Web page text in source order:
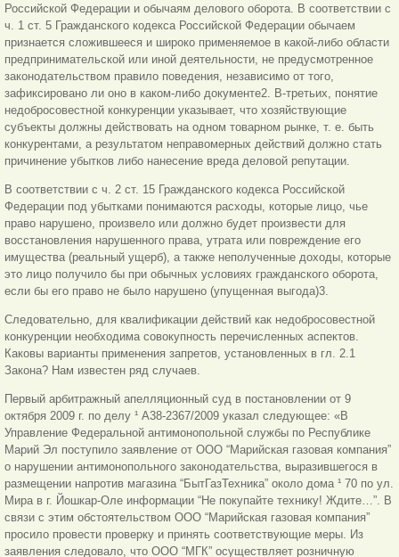
Российской Федерации и обычаям делового оборота. В соответствии с
ч. 1 ст. 5 Гражданского кодекса Российской Федерации обычаем
признается сложившееся и широко применяемое в какой-либо области
предпринимательской или иной деятельности, не предусмотренное
законодательством правило поведения, независимо от того,
зафиксировано ли оно в каком-либо документе2. В-третьих, понятие
недобросовестной конкуренции указывает, что хозяйствующие
субъекты должны действовать на одном товарном рынке, т. е. быть
конкурентами, а результатом неправомерных действий должно стать
причинение убытков либо нанесение вреда деловой репутации.
В соответствии с ч. 2 ст. 15 Гражданского кодекса Российской
Федерации под убытками понимаются расходы, которые лицо, чье
право нарушено, произвело или должно будет произвести для
восстановления нарушенного права, утрата или повреждение его
имущества (реальный ущерб), а также неполученные доходы, которые
это лицо получило бы при обычных условиях гражданского оборота,
если бы его право не было нарушено (упущенная выгода)3.
Следовательно, для квалификации действий как недобросовестной
конкуренции необходима совокупность перечисленных аспектов.
Каковы варианты применения запретов, установленных в гл. 2.1
Закона? Нам известен ряд случаев.
Первый арбитражный апелляционный суд в постановлении от 9
октября 2009 г. по делу ¹ А38-2367/2009 указал следующее: «В
Управление Федеральной антимонопольной службы по Республике
Марий Эл поступило заявление от ООО “Марийская газовая компания”
о нарушении антимонопольного законодательства, выразившегося в
размещении напротив магазина “БытГазТехника” около дома ¹ 70 по ул.
Мира в г. Йошкар-Оле информации “Не покупайте технику! Ждите…”. В
связи с этим обстоятельством ООО “Марийская газовая компания”
просило провести проверку и принять соответствующие меры. Из
заявления следовало, что ООО “МГК” осуществляет розничную